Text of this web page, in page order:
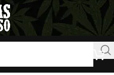
A+B”